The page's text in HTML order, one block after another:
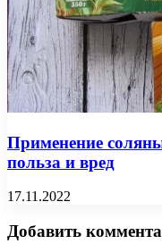
Применение
польза и вред
17.11.2022
Добавить